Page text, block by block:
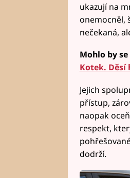
ukazují na
onemocněl,
nečekaná,
Mohlo by
Kotek. Děsí
Jejich
přístup,
naopak
respekt,
dodrží.